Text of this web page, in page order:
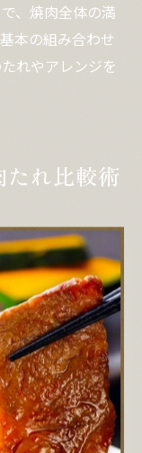
、焼肉全体の満
本の組み合わせ
れやアレンジを
れ比較術
味のバランス」
醤油ベース・味
おり、それぞれ
す。どのたれが
ょう。
を確認し、果物